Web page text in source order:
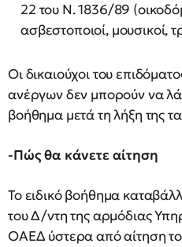
22 του Ν. 1836/89
ασβεστοποιοί, μουσικοί,
Οι δικαιούχοι του
ανέργων δεν μπορούν να
βοήθημα μετά τη λήξη της
-Πώς θα κάνετε αίτηση
Το ειδικό βοήθημα
του Δ/ντη της αρμόδιας
ΟΑΕΔ ύστερα από αίτηση